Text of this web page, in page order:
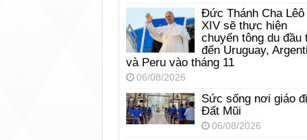
Đức Thánh Cha Lêô
XIV sẽ thực hiện
chuyến tông du đầu
đến Uruguay,
và Peru vào tháng 11
06/08/2026
Sức sống nơi giáo
Đất Mũi
06/08/2026